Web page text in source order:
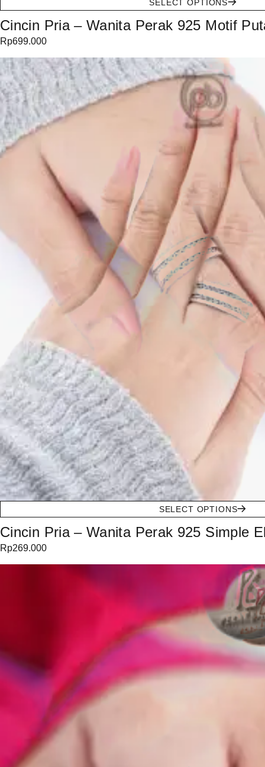
SELECT OPTIONS
Cincin Pria – Wanita Perak 925 Motif
Rp699.000
SELECT OPTIONS
Cincin Pria – Wanita Perak 925 Simple
Rp269.000